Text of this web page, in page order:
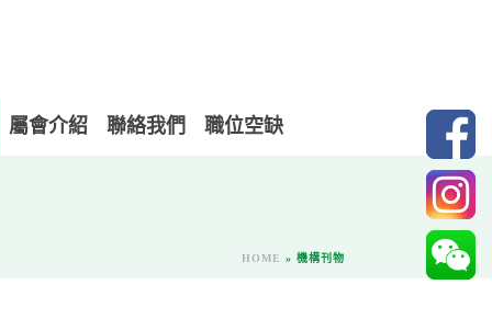
屬會介紹 聯絡我們 職位空缺
HOME » 機構刊物